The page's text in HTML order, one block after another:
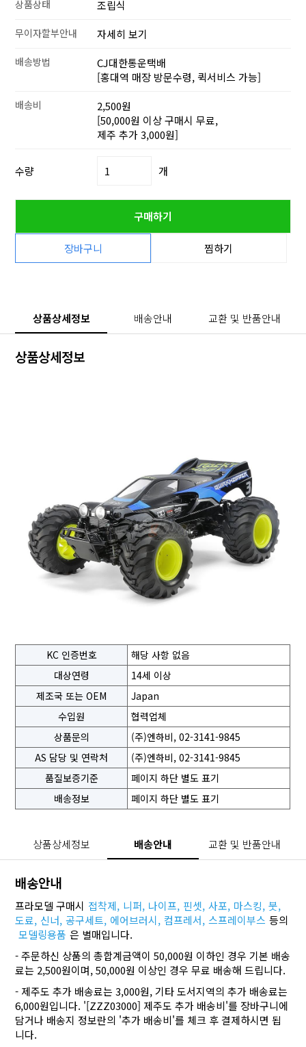
상품상태 조립식
무이자할부안내 자세히 보기
배송방법
CJ대한통운택배
[홍대역 매장 방문수령, 퀵서비스 가능]
배송비
2,500원
[50,000원 이상 구매시 무료,
제주 추가 3,000원]
수량 개
구매하기
장바구니 찜하기
상품상세정보 배송안내 교환 및 반품안내
상품상세정보
KC 인증번호
해당 사항 없음
대상연령
14세 이상
제조국 또는 OEM
Japan
수입원
협력업체
상품문의
(주)엔하비, 02-3141-9845
AS 담당 및 연락처
(주)엔하비, 02-3141-9845
품질보증기준
페이지 하단 별도 표기
배송정보
페이지 하단 별도 표기
상품상세정보 배송안내 교환 및 반품안내
배송안내
프라모델 구매시 접착제, 니퍼, 나이프, 핀셋, 사포, 마스킹, 붓,
도료, 신너, 공구세트, 에어브러시, 컴프레서, 스프레이부스 등의
모델링용품 은 별매입니다.
- 주문하신 상품의 총합계금액이 50,000원 이하인 경우 기본 배송
료는 2,500원이며, 50,000원 이상인 경우 무료 배송해 드립니다.
- 제주도 추가 배송료는 3,000원, 기타 도서지역의 추가 배송료는
6,000원입니다. '[ZZZ03000] 제주도 추가 배송비'를 장바구니에
담거나 배송지 정보란의 '추가 배송비'를 체크 후 결제하시면 됩
니다.